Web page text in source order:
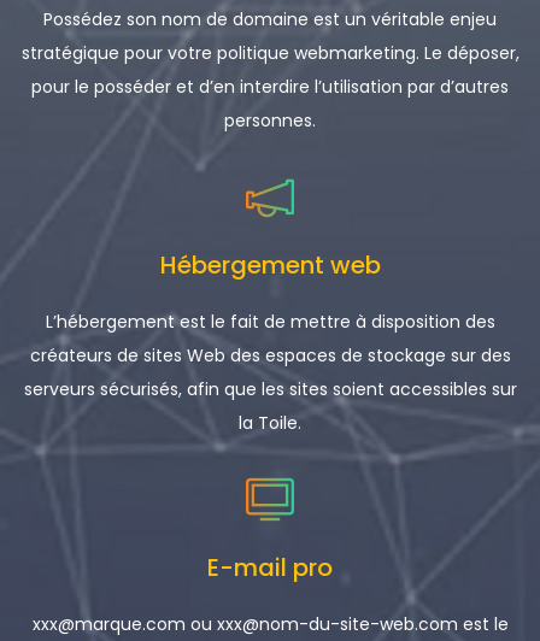
Possédez son nom de domaine est un véritable enjeu
stratégique pour votre politique webmarketing. Le déposer,
pour le posséder et d’en interdire l’utilisation par d’autres
personnes.
Hébergement web
L’hébergement est le fait de mettre à disposition des
créateurs de sites Web des espaces de stockage sur des
serveurs sécurisés, afin que les sites soient accessibles sur
la Toile.
E-mail pro
xxx@marque.com ou xxx@nom-du-site-web.com est le